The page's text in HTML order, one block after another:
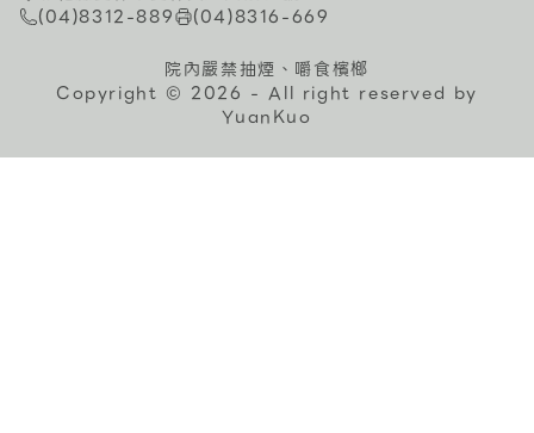
(04)8312-889
(04)8316-669
院內嚴禁抽煙、嚼食檳榔
Copyright © 2026 - All right reserved by
YuanKuo